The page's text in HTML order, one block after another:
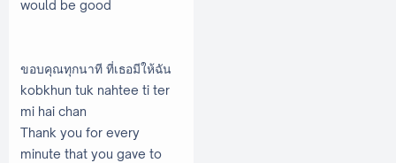
would be good
ขอบคุณทุกนาที ที่เธอมีให้ฉัน
kobkhun tuk nahtee ti ter
mi hai chan
Thank you for every
minute that you gave to